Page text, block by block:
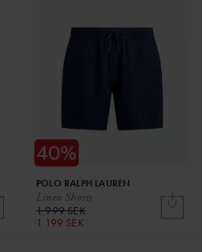
Linen Shorts
POLO RALPH LAUREN
1 999 SEK
1 199 SEK